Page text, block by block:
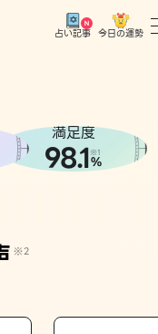
占い記事 今日の運勢
満足度
98.1※1
%
※2